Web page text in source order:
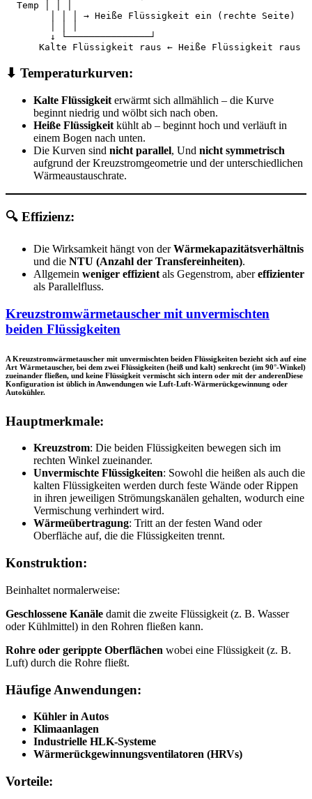
  Temp │ │ │
        │ │ │ → Heiße Flüssigkeit ein (rechte Seite)
        ↓ └───────────────┘
      Kalte Flüssigkeit raus ← Heiße Flüssigkeit raus
⬇ Temperaturkurven:
Kalte Flüssigkeit erwärmt sich allmählich – die Kurve
beginnt niedrig und wölbt sich nach oben.
Heiße Flüssigkeit kühlt ab – beginnt hoch und verläuft in
einem Bogen nach unten.
Die Kurven sind nicht parallel, Und nicht symmetrisch
aufgrund der Kreuzstromgeometrie und der unterschiedlichen
Wärmeaustauschrate.
🔍 Effizienz:
Die Wirksamkeit hängt von derWärmekapazitätsverhältnis
und die NTU (Anzahl der Transfereinheiten).
Allgemein weniger effizient als Gegenstrom, abereffizienter
als Parallelfluss.
Kreuzstromwärmetauscher mit unvermischten
beiden Flüssigkeiten
A Kreuzstromwärmetauscher mit unvermischten beiden Flüssigkeiten bezieht sich auf eine
Art Wärmetauscher, bei dem zwei Flüssigkeiten (heiß und kalt) senkrecht (im 90°-Winkel)
zueinander fließen, und keine Flüssigkeit vermischt sich intern oder mit der anderenDiese
Konfiguration ist üblich in Anwendungen wie Luft-Luft-Wärmerückgewinnung oder
Autokühler.
Hauptmerkmale:
Kreuzstrom: Die beiden Flüssigkeiten bewegen sich im
rechten Winkel zueinander.
Unvermischte Flüssigkeiten: Sowohl die heißen als auch die
kalten Flüssigkeiten werden durch feste Wände oder Rippen
in ihren jeweiligen Strömungskanälen gehalten, wodurch eine
Vermischung verhindert wird.
Wärmeübertragung: Tritt an der festen Wand oder
Oberfläche auf, die die Flüssigkeiten trennt.
Konstruktion:
Beinhaltet normalerweise:
Geschlossene Kanäle damit die zweite Flüssigkeit (z. B. Wasser
oder Kühlmittel) in den Rohren fließen kann.
Rohre oder gerippte Oberflächen wobei eine Flüssigkeit (z. B.
Luft) durch die Rohre fließt.
Häufige Anwendungen:
Kühler in Autos
Klimaanlagen
Industrielle HLK-Systeme
Wärmerückgewinnungsventilatoren (HRVs)
Vorteile: